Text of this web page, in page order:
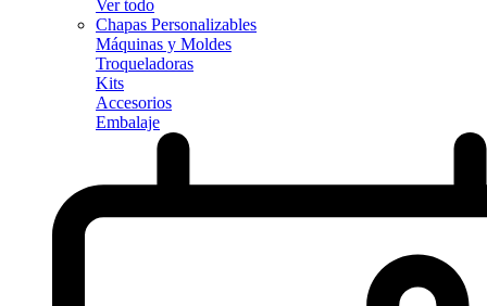
Ver todo
Chapas Personalizables
Máquinas y Moldes
Troqueladoras
Kits
Accesorios
Embalaje